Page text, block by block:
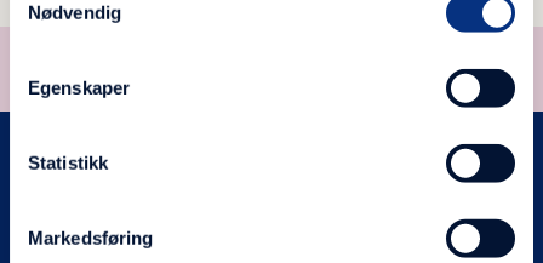
Nødvendig
Egenskaper
Statistikk
Markedsføring
VIPPStil13130
Blå Kors klinikk Oslo vest